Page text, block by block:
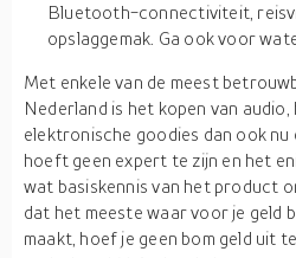
Bluetooth-connectiviteit,
opslaggemak. Ga ook voor
Met enkele van de meest
Nederland is het kopen van
elektronische goodies dan ook nu
hoeft geen expert te zijn en het
wat basiskennis van het product
dat het meeste waar voor je geld
maakt, hoef je geen bom geld uit